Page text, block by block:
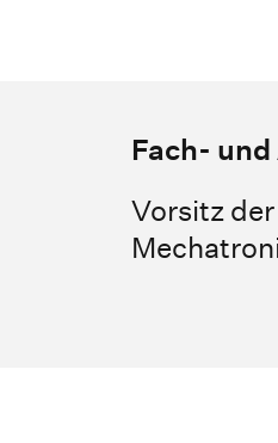
Fach-
Vorsitz